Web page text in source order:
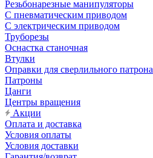
Резьбонарезные манипуляторы
С пневматическим приводом
С электрическим приводом
Труборезы
Оснастка станочная
Втулки
Оправки для сверлильного патрона
Патроны
Цанги
Центры вращения
Акции
Оплата и доставка
Условия оплаты
Условия доставки